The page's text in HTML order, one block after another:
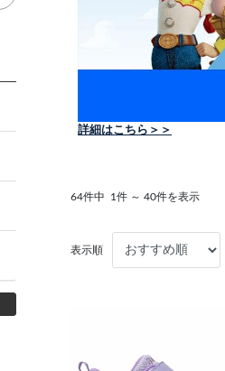
64件中 1件 ～ 40件を表示
表示順